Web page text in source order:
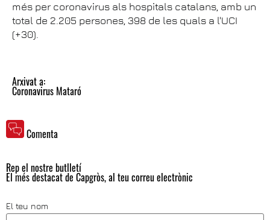
més per coronavirus als hospitals catalans, amb un
total de 2.205 persones, 398 de les quals a l'UCI
(+30).
Arxivat a:
Coronavirus Mataró
Comenta
Rep el nostre butlletí
El més destacat de Capgròs, al teu correu electrònic
El teu nom